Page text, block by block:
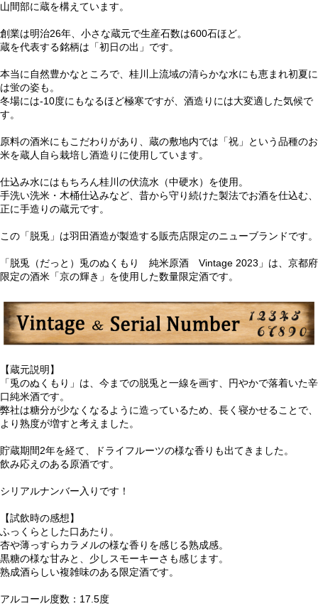
山間部に蔵を構えています。
創業は明治26年、小さな蔵元で生産石数は600石ほど。
蔵を代表する銘柄は「初日の出」です。
本当に自然豊かなところで、桂川上流域の清らかな水にも恵まれ初夏に
は蛍の姿も。
冬場には-10度にもなるほど極寒ですが、酒造りには大変適した気候で
す。
原料の酒米にもこだわりがあり、蔵の敷地内では「祝」という品種のお
米を蔵人自ら栽培し酒造りに使用しています。
仕込み水にはもちろん桂川の伏流水（中硬水）を使用。
手洗い洗米・木桶仕込みなど、昔から守り続けた製法でお酒を仕込む、
正に手造りの蔵元です。
この「脱兎」は羽田酒造が製造する販売店限定のニューブランドです。
「脱兎（だっと）兎のぬくもり 純米原酒 Vintage 2023」は、京都府
限定の酒米「京の輝き」を使用した数量限定酒です。
【蔵元説明】
「兎のぬくもり」は、今までの脱兎と一線を画す、円やかで落着いた辛
口純米酒です。
弊社は糖分が少なくなるように造っているため、長く寝かせることで、
より熟度が増すと考えました。
貯蔵期間2年を経て、ドライフルーツの様な香りも出てきました。
飲み応えのある原酒です。
シリアルナンバー入りです！
【試飲時の感想】
ふっくらとした口あたり。
杏や薄っすらカラメルの様な香りを感じる熟成感。
黒糖の様な甘みと、少しスモーキーさも感じます。
熟成酒らしい複雑味のある限定酒です。
アルコール度数：17.5度